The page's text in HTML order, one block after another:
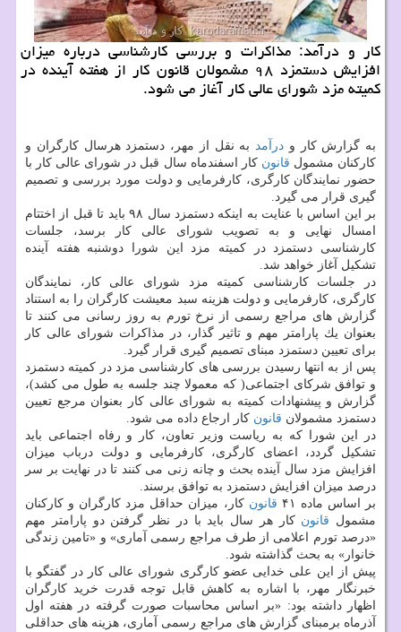
كار و درآمد: مذاكرات و بررسی كارشناسی درباره میزان
افزایش دستمزد ۹۸ مشمولان قانون كار از هفته آینده در
كمیته مزد شورای عالی كار آغاز می شود.
به گزارش كار و درآمد به نقل از مهر، دستمزد هرسال كارگران و
كاركنان مشمول قانون كار اسفندماه سال قبل در شورای عالی كار با
حضور نمایندگان كارگری، كارفرمایی و دولت مورد بررسی و تصمیم
گیری قرار می گیرد.
بر این اساس با عنایت به اینكه دستمزد سال ۹۸ باید تا قبل از اختتام
امسال نهایی و به تصویب شورای عالی كار برسد، جلسات
كارشناسی دستمزد در كمیته مزد این شورا دوشنبه هفته آینده
تشكیل آغاز خواهد شد.
در جلسات كارشناسی كمیته مزد شورای عالی كار، نمایندگان
كارگری، كارفرمایی و دولت هزینه سبد معیشت كارگران را به استناد
گزارش های مراجع رسمی از نرخ تورم به روز رسانی می كنند تا
بعنوان یك پارامتر مهم و تاثیر گذار، در مذاكرات شورای عالی كار
برای تعیین دستمزد مبنای تصمیم گیری قرار گیرد.
پس از به انتها رسیدن بررسی های كارشناسی مزد در كمیته دستمزد
و توافق شركای اجتماعی( كه معمولا چند جلسه به طول می كشد)،
گزارش و پیشنهادات كمیته به شورای عالی كار بعنوان مرجع تعیین
دستمزد مشمولان قانون كار ارجاع داده می شود.
در این شورا كه به ریاست وزیر تعاون، كار و رفاه اجتماعی باید
تشكیل گردد، اعضای كارگری، كارفرمایی و دولت درباب میزان
افزایش مزد سال آینده بحث و چانه زنی می كنند تا در نهایت بر سر
درصد میزان افزایش دستمزد به توافق برسند.
بر اساس ماده ۴۱
قانون كار، میزان حداقل مزد كارگران و كاركنان
مشمول قانون كار هر سال باید با در نظر گرفتن دو پارامتر مهم
«درصد تورم اعلامی از طرف مراجع رسمی آماری» و «تامین زندگی
خانوار» به بحث گذاشته شود.
پیش از این علی خدایی عضو كارگری شورای عالی كار در گفتگو با
خبرنگار مهر، با اشاره به كاهش قابل توجه قدرت خرید كارگران
اظهار داشته بود: «بر اساس محاسبات صورت گرفته در هفته اول
آذرماه برمبنای گزارش های مراجع رسمی آماری، هزینه های حداقلی